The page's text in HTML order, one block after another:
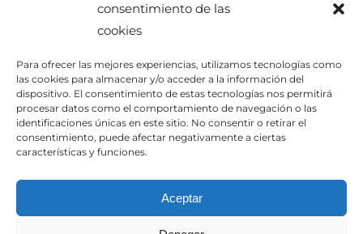
consentimiento de las
cookies
Para ofrecer las mejores experiencias, utilizamos tecnologías como
las cookies para almacenar y/o acceder a la información del
dispositivo. El consentimiento de estas tecnologías nos permitirá
procesar datos como el comportamiento de navegación o las
identificaciones únicas en este sitio. No consentir o retirar el
consentimiento, puede afectar negativamente a ciertas
características y funciones.
Aceptar
Categorías
Categorías
Contact Info